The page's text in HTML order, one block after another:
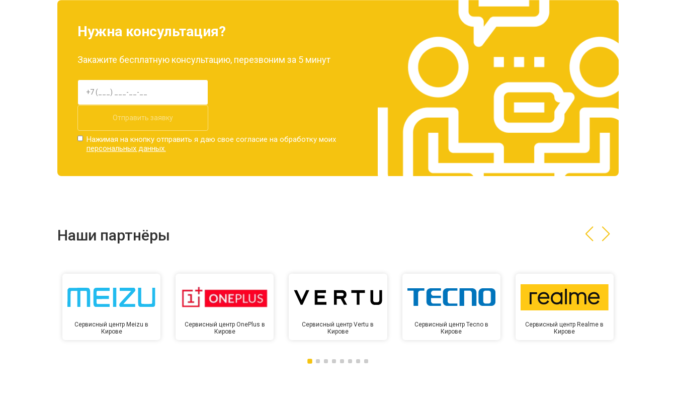
Нужна консультация?
Закажите бесплатную консультацию, перезвоним за 5 минут
Отправить заявку
Нажимая на кнопку отправить я даю свое согласие на обработку моих
персональных данных.
Наши партнёры
Сервисный центр Meizu в
Кирове
Сервисный центр OnePlus в
Кирове
Сервисный центр Vertu в
Кирове
Сервисный центр Tecno в
Кирове
Сервисный центр Realme в
Кирове